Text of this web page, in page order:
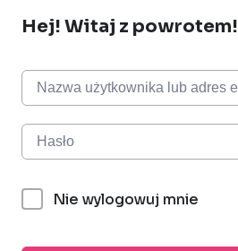
Hej! Witaj z powrotem!
Nie wylogowuj mnie